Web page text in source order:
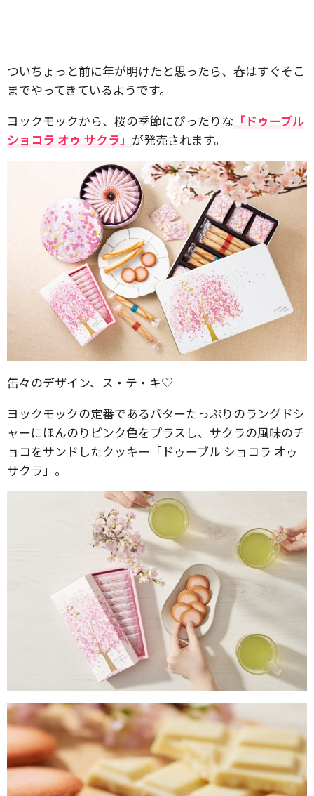
ついちょっと前に年が明けたと思ったら、春はすぐそこ
までやってきているようです。
ヨックモックから、桜の季節にぴったりな 「ドゥーブル
ショコラ オゥ サクラ」 が発売されます。
缶々のデザイン、ス・テ・キ♡
ヨックモックの定番であるバターたっぷりのラングドシ
ャーにほんのりピンク色をプラスし、サクラの風味のチ
ョコをサンドしたクッキー「ドゥーブル ショコラ オゥ
サクラ」。